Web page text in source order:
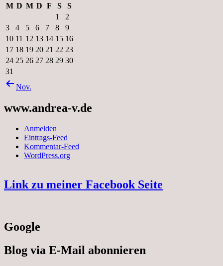
M D M D F S
S
1
2
3
4 5 6 7 8
9
10 11 12 13 14 15 16
17 18 19 20 21 22 23
24 25 26 27 28 29 30
31
Nov.
www.andrea-v.de
Anmelden
Eintrags-Feed
Kommentar-Feed
WordPress.org
Link zu meiner Facebook Seite
Google
Blog via E-Mail abonnieren